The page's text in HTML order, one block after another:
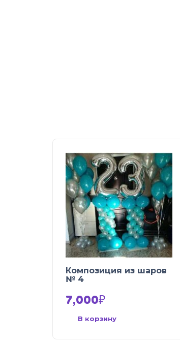
Композиция из шаров
№ 4
7,000₽
В корзину